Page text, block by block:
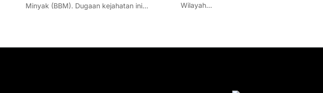
Minyak (BBM). Dugaan kejahatan ini…
Wilayah…